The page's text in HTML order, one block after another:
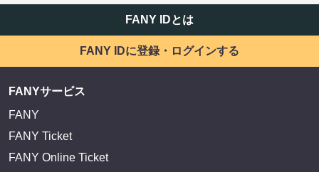
FANY IDとは
FANY IDに登録・ログインする
FANYサービス
FANY
FANY Ticket
FANY Online Ticket